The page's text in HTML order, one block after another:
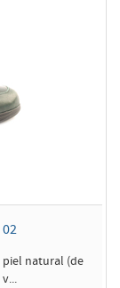
natural (de